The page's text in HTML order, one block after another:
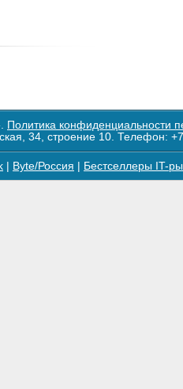
Политика конфиденциальности
34, строение 10. Телефон:
Byte/Россия Бестселлеры IT-